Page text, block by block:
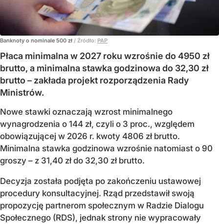
Banknoty o nominale 500 zł / Źródło: PAP
Płaca minimalna w 2027 roku wzrośnie do 4950 zł
brutto, a minimalna stawka godzinowa do 32,30 zł
brutto – zakłada projekt rozporządzenia Rady
Ministrów.
Nowe stawki oznaczają wzrost minimalnego
wynagrodzenia o 144 zł, czyli o 3 proc., względem
obowiązującej w 2026 r. kwoty 4806 zł brutto.
Minimalna stawka godzinowa wzrośnie natomiast o 90
groszy – z 31,40 zł do 32,30 zł brutto.
Decyzja została podjęta po zakończeniu ustawowej
procedury konsultacyjnej. Rząd przedstawił swoją
propozycję partnerom społecznym w Radzie Dialogu
Społecznego (RDS), jednak strony nie wypracowały